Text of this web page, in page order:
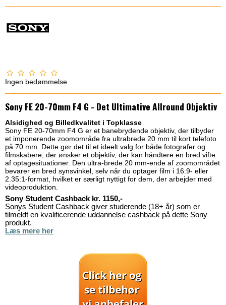
Ingen bedømmelse
Sony FE 20-70mm F4 G - Det Ultimative Allround Objektiv
Alsidighed og Billedkvalitet i Topklasse
Sony FE 20-70mm F4 G er et banebrydende objektiv, der tilbyder
et imponerende zoomområde fra ultrabrede 20 mm til kort telefoto
på 70 mm. Dette gør det til et ideelt valg for både fotografer og
filmskabere, der ønsker et objektiv, der kan håndtere en bred vifte
af optagesituationer. Den ultra-brede 20 mm-ende af zoomområdet
bevarer en bred synsvinkel, selv når du optager film i 16:9- eller
2.35:1-format, hvilket er særligt nyttigt for dem, der arbejder med
videoproduktion.
Sony Student Cashback kr. 1150,-
Sonys Student Cashback giver studerende (18+ år) som er
tilmeldt en kvalificerende uddannelse cashback på dette Sony
produkt.
Læs mere her